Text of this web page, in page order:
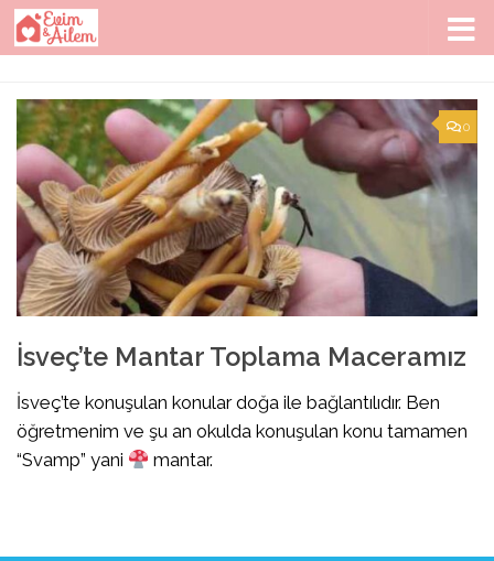
Skip to content
0
İsveç’te Mantar Toplama Maceramız
İsveç’te konuşulan konular doğa ile bağlantılıdır. Ben
öğretmenim ve şu an okulda konuşulan konu tamamen
“Svamp” yani
mantar.